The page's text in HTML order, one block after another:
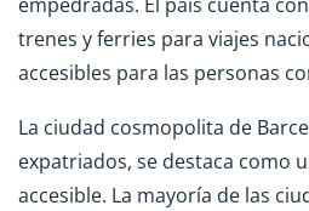
empedradas. El país cuenta
trenes y ferries para viajes
accesibles para las personas
La ciudad cosmopolita de
expatriados, se destaca como
accesible. La mayoría de las